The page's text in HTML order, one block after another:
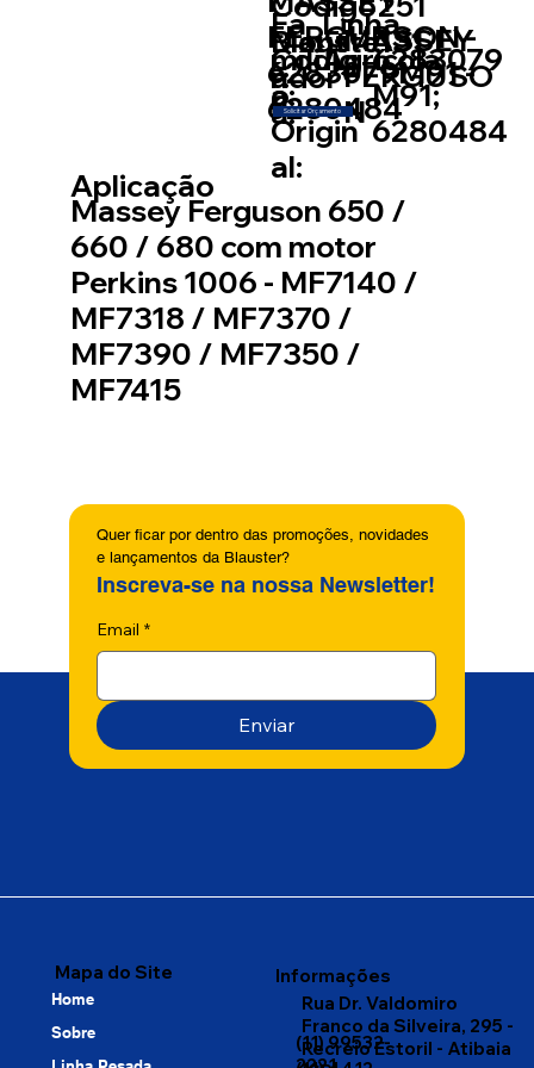
Aplicação
Massey Ferguson 650 /
660 / 680 com motor
Perkins 1006 - MF7140 /
MF7318 / MF7370 /
MF7390 / MF7350 /
MF7415
FERGURSON -
6283079M91 -
6280484
Blauste
r:
Linha
Agricola
MASSEY
FERGUSO
N
Fa
míli
a:
131
6283079
M91;
6280484
Mont
ador
a:
Códig
o
Origin
al:
Solicitar Orçamento
Quer ficar por dentro das promoções, novidades
e lançamentos da Blauster?
Inscreva-se na nossa Newsletter!
Email *
Enviar
Informações
Rua Dr. Valdomiro
Franco da Silveira, 295 -
Recreio Estoril - Atibaia
(11) 99532-
Mapa do Site
Home
Sobre